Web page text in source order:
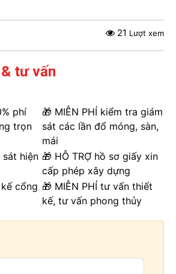
21 Lượt xem
tư vấn
phí
trọn
🎁 MIỄN PHÍ kiểm tra giám
sát các lần đổ móng, sàn,
mái
sát hiện 🎁 HỖ TRỢ hồ sơ giấy xin
cấp phép xây dựng
cổng 🎁 MIỄN PHÍ tư vấn thiết
kế, tư vấn phong thủy